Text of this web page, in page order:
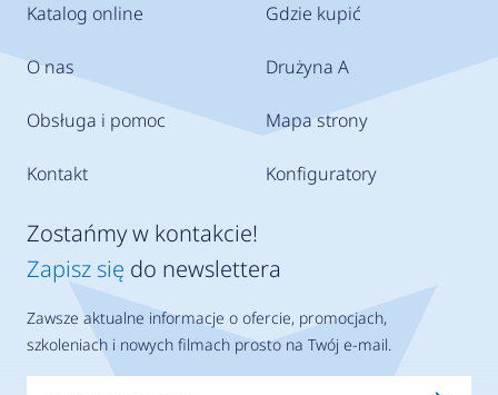
Katalog online
O nas
Obsługa i pomoc
Kontakt
Gdzie kupić
Drużyna A
Mapa strony
Konfiguratory
Zostańmy w kontakcie!
Zapisz się do newslettera
Zawsze aktualne informacje o ofercie, promocjach,
szkoleniach i nowych filmach prosto na Twój e-mail.